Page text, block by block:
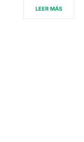
LEER MÁS